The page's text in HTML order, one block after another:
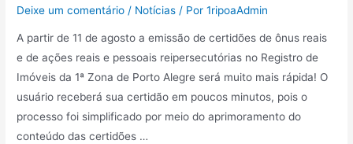
Deixe um comentário / Notícias / Por1ripoaAdmin
A partir de 11 de agosto a emissão de certidões de ônus reais
e de ações reais e pessoais reipersecutórias no Registro de
Imóveis da 1ª Zona de Porto Alegre será muito mais rápida! O
usuário receberá sua certidão em poucos minutos, pois o
processo foi simplificado por meio do aprimoramento do
conteúdo das certidões …